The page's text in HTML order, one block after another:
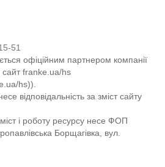
51
офіційним партнером компанії
сайт franke.ua/hs
hs)).
відповідальність за зміст сайту
і роботу ресурсу несе ФОП
Борщагівка, вул.